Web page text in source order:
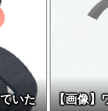
いた
【画像】